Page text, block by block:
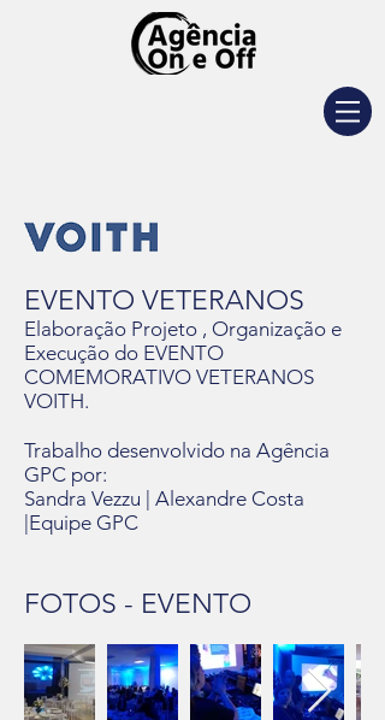
EVENTO VETERANOS
Elaboração Projeto , Organização e
Execução do EVENTO
COMEMORATIVO VETERANOS
VOITH.​
Trabalho desenvolvido na Agência
GPC por:
Sandra Vezzu | Alexandre Costa
|Equipe GPC
FOTOS - EVENTO